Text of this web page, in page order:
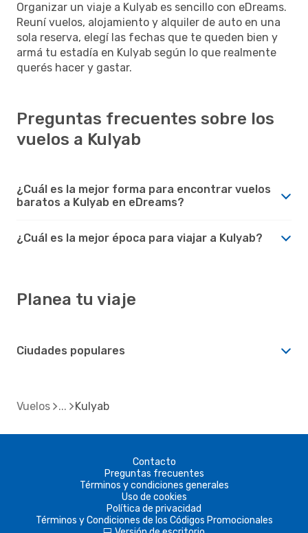
Organizar un viaje a Kulyab es sencillo con eDreams.
Reuní vuelos, alojamiento y alquiler de auto en una
sola reserva, elegí las fechas que te queden bien y
armá tu estadía en Kulyab según lo que realmente
querés hacer y gastar.
Preguntas frecuentes sobre los
vuelos a Kulyab
¿Cuál es la mejor forma para encontrar vuelos
baratos a Kulyab en eDreams?
¿Cuál es la mejor época para viajar a Kulyab?
Planea tu viaje
Ciudades populares
Vuelos Kulyab
Contacto
Preguntas frecuentes
Términos y condiciones generales
Uso de cookies
Política de privacidad
Términos y Condiciones de los Códigos Promocionales